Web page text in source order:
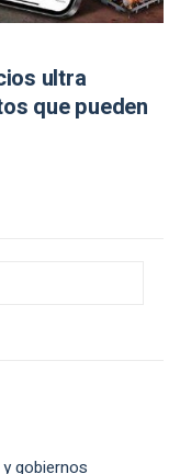
ultra
que pueden
gobiernos